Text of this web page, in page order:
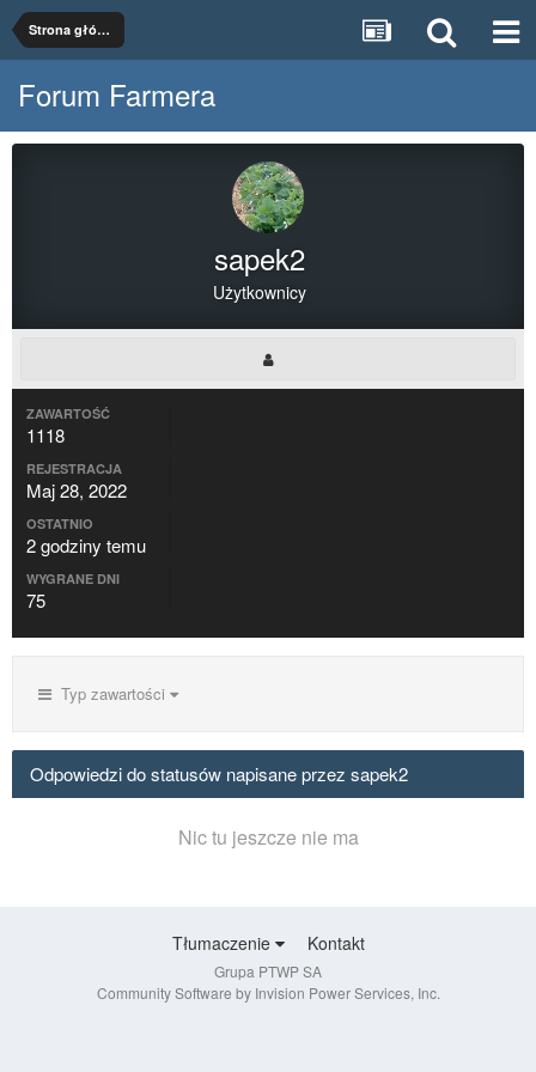
Strona główna
Forum Farmera
sapek2
Użytkownicy
ZAWARTOŚĆ
1118
REJESTRACJA
Maj 28, 2022
OSTATNIO
2 godziny temu
WYGRANE DNI
75
Typ zawartości
Odpowiedzi do statusów napisane przez sapek2
Nic tu jeszcze nie ma
Tłumaczenie Kontakt
Grupa PTWP SA
Community Software by Invision Power Services, Inc.